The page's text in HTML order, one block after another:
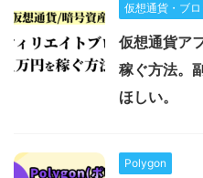
仮想通貨・ブ
仮想通貨ア
稼ぐ方法。
ほしい。
Polygon